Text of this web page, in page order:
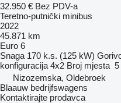
32.950 € Bez PDV-a
Teretno-putnički minibus
2022
45.871 km
Euro 6
Snaga 170 k.s. (125 kW)
konfiguracija 4x2 Broj mjesta 5
Nizozemska, Oldebroek
Blaauw bedrijfswagens
Kontaktirajte prodavca